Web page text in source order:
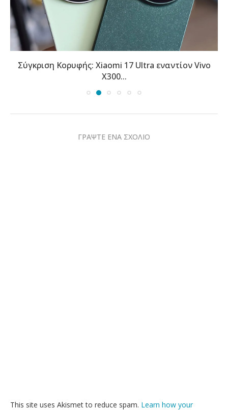
Σύγκριση Κορυφής: Xiaomi 17 Ultra εναντίον Vivo
X300...
ΓΡΑΨΤΕ ΕΝΑ ΣΧΟΛΙΟ
This site uses Akismet to reduce spam. Learn how your